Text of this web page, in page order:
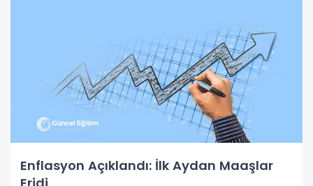
Enflasyon Açıklandı: İlk Aydan Maaşlar